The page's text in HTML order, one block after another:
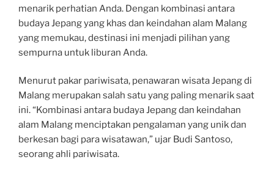
menarik perhatian Anda. Dengan kombinasi antara
budaya Jepang yang khas dan keindahan alam Malang
yang memukau, destinasi ini menjadi pilihan yang
sempurna untuk liburan Anda.
Menurut pakar pariwisata, penawaran wisata Jepang di
Malang merupakan salah satu yang paling menarik saat
ini. “Kombinasi antara budaya Jepang dan keindahan
alam Malang menciptakan pengalaman yang unik dan
berkesan bagi para wisatawan,” ujar Budi Santoso,
seorang ahli pariwisata.